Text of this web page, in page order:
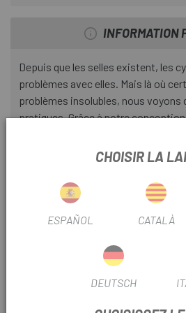
INFORMATION
Depuis que les selles existent, les
problèmes avec elles. Mais là où
problèmes insolubles, nous voyons
pratiques. Grâce à notre
technologie MIMIC nous a aidé à
parfaitement à votre corps pour
Conception Body Geometry
laboratoire pour garantir une
dans les artères sensibles.
La technologie innovante Mimic
gonflement des tissus mous.
CHOISIR LA
ESPAÑOL CATALÀ
DEUTSCH